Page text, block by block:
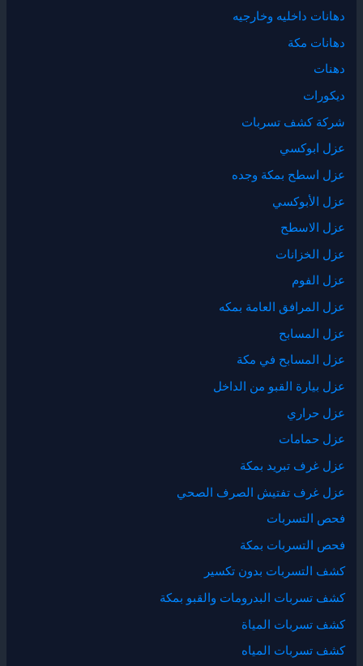
دهانات داخليه وخارجيه
دهانات مكة
دهنات
ديكورات
شركة كشف تسربات
عزل ابوكسي
عزل اسطح بمكة وجده
عزل الأبوكسي
عزل الاسطح
عزل الخزانات
عزل الفوم
عزل المرافق العامة بمكه
عزل المسابح
عزل المسابح في مكة
عزل بيارة القبو من الداخل
عزل حراري
عزل حمامات
عزل غرف تبريد بمكة
عزل غرف تفتيش الصرف الصحي
فحص التسربات
فحص التسربات بمكة
كشف التسربات بدون تكسير
كشف تسربات البدرومات والقبو بمكة
كشف تسربات المياة
كشف تسربات المياه